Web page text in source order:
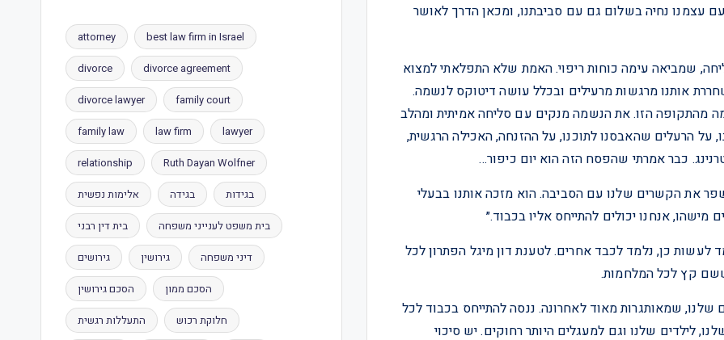
עצמנו נחיה בשלום גם עם סביבתנו, ומכאן הדרך לאושר
שמביאה עימה כוחות ריפוי. האמת שלא התפלאתי למצוא
אותנו מרגשות מרעילים ובכלל עושה דיטוקס לנשמה.
מהתקופה הזו. את הנשמה מנקים עם סליחה אמיתית ומהלב
הרעלים שהאבסנו לתוכנו, על ההזנחה, האכילה הרגשית,
כבר אמרתי שהפסח הזה הוא יום כיפור…
את הקשרים שלנו עם הסביבה. הוא מזכה אותנו בבעלי
אנחנו יכולים להתייחס אליו בכבוד.״
לעשות כן, נלמד לכבד אחרים. לטענת דון מיגל הפתרון לכל
קץ לכל המלחמות.
שמאותגרות מאוד לאחרונה. ננסה להתייחס בכבוד לכל
לילדים שלנו וגם למעגלים היותר רחוקים. יש סיכוי
attorney best law firm in Israel
divorce divorce agreement
divorce lawyer family court
family law law firm lawyer
relationship Ruth Dayan Wolfner
אלימות נפשית בגידה בגידות
בית דין רבני בית משפט לענייני משפחה
גירושים גירושין דיני משפחה
הסכם גירושין הסכם ממון
התעללות רגשית חלוקת רכוש